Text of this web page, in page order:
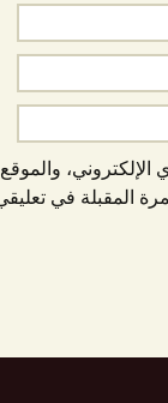
والموقع
المقبلة في